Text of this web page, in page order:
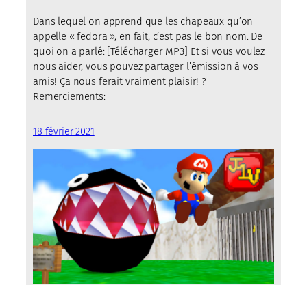
Dans lequel on apprend que les chapeaux qu’on
appelle « fedora », en fait, c’est pas le bon nom. De
quoi on a parlé: [Télécharger MP3] Et si vous voulez
nous aider, vous pouvez partager l’émission à vos
amis! Ça nous ferait vraiment plaisir! ?
Remerciements:
18 février 2021